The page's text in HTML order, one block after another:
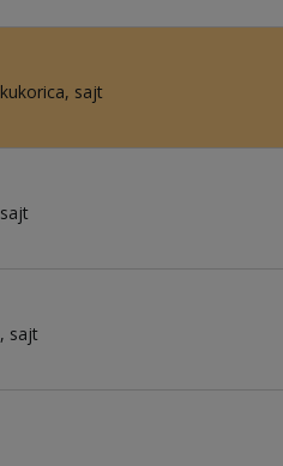
kukorica sajt
sajt
sajt